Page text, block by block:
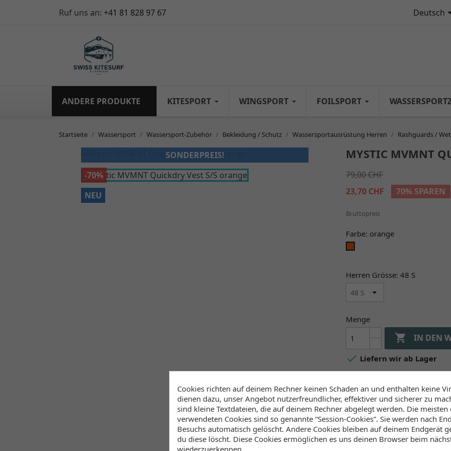
Ruf uns an: +41 81 828 97 67 Deutsch
ANDERE PRODUKTE KITESPORT WINGSPORT FOILSPORT
Startseite Wassersport Wassersport-Zubehör Bekleidung / Schutz Wassersportausrüstung Herren Rashguards /
SONDERPREIS!
-70%
NEU
MYSTIC MVMNT
79,00 CHF
23,70 CHF
70% SPAREN
Bruttopreis
Farbe: orange
Herren Grösse: 48 S
Menge
 IN DEN
 Liefern wir ab Lager
Verfügbarkeit (Lager,
Lager Wind&Snow
an Lager:
2-4 Werktage
Cookies richten auf deinem Rechner keinen Schaden an und enthalten keine
dienen dazu, unser Angebot nutzerfreundlicher, effektiver und sicherer zu
sind kleine Textdateien, die auf deinem Rechner abgelegt werden. Die
verwendeten Cookies sind so genannte “Session-Cookies”. Sie werden nach
Besuchs automatisch gelöscht. Andere Cookies bleiben auf deinem Endgerät
du diese löscht. Diese Cookies ermöglichen es uns deinen Browser beim
wiederzuerkennen.